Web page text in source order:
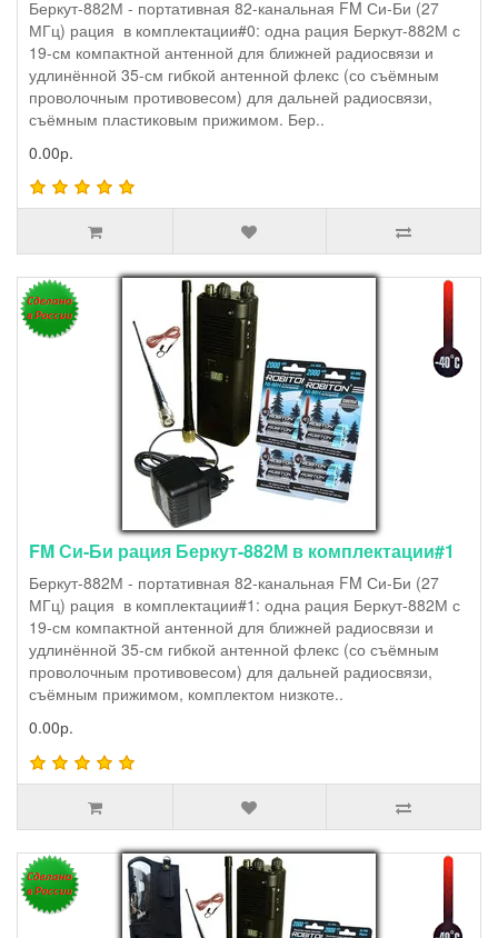
Беркут-882М - портативная 82-канальная FM Си-Би (27
МГц) рация в комплектации#0: одна рация Беркут-882М с
19-см компактной антенной для ближней радиосвязи и
удлинённой 35-см гибкой антенной флекс (со съёмным
проволочным противовесом) для дальней радиосвязи,
съёмным пластиковым прижимом. Бер..
0.00р.
FM Си-Би рация Беркут-882М в комплектации#1
Беркут-882М - портативная 82-канальная FM Си-Би (27
МГц) рация в комплектации#1: одна рация Беркут-882М с
19-см компактной антенной для ближней радиосвязи и
удлинённой 35-см гибкой антенной флекс (со съёмным
проволочным противовесом) для дальней радиосвязи,
съёмным прижимом, комплектом низкоте..
0.00р.